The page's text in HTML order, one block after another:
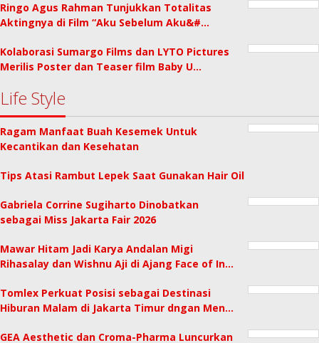
Ringo Agus Rahman Tunjukkan Totalitas
Aktingnya di Film “Aku Sebelum Aku&#…
Kolaborasi Sumargo Films dan LYTO Pictures
Merilis Poster dan Teaser film Baby U…
Life Style
Ragam Manfaat Buah Kesemek Untuk
Kecantikan dan Kesehatan
Tips Atasi Rambut Lepek Saat Gunakan Hair Oil
Gabriela Corrine Sugiharto Dinobatkan
sebagai Miss Jakarta Fair 2026
Mawar Hitam Jadi Karya Andalan Migi
Rihasalay dan Wishnu Aji di Ajang Face of In…
Tomlex Perkuat Posisi sebagai Destinasi
Hiburan Malam di Jakarta Timur dngan Men…
GEA Aesthetic dan Croma-Pharma Luncurkan